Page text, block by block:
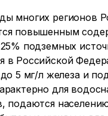
многих регионов
повышенным
подземных
в Российской
5 мг/л железа и
для
подаются